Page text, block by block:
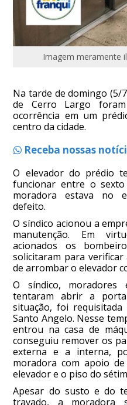
Imagem meramente
Na tarde de domingo (5/
de Cerro Largo
ocorrência em um
centro da cidade.
Receba nossas
O elevador do prédio
funcionar entre o
moradora estava no
defeito.
O síndico acionou a
manutenção. Em
acionados os
solicitaram para verificar
de arrombar o elevador
O síndico,
tentaram abrir a
situação, foi
Santo Angelo. Nesse
entrou na casa de
conseguiu remover os
externa e a interna,
moradora com apoio
elevador e o piso do
Apesar do susto e do
travado, a moradora